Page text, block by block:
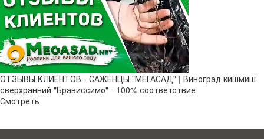
ОТЗЫВЫ КЛИЕНТОВ - САЖЕНЦЫ "МЕГАСАД" | Виноград кишмиш
сверхранний "Брависсимо" - 100% соответствие
Смотреть